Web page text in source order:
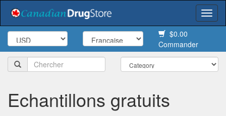
$0.00
Commander
Echantillons gratuits